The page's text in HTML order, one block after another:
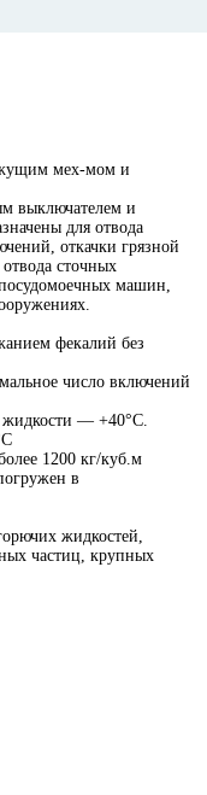
мех-мом и
выключателем и
для отвода
откачки грязной
сточных
машин,
фекалий без
число включений
жидкости — +40°С.
1200 кг/куб.м
в
жидкостей,
частиц, крупных